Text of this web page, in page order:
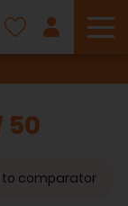
50
to comparator